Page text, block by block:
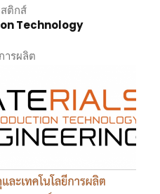
ติกส์
Technology
ารผลิต